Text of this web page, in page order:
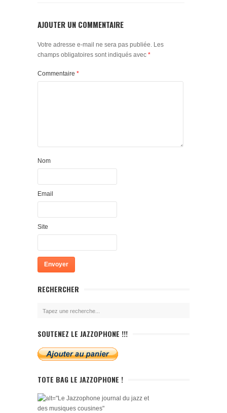
AJOUTER UN COMMENTAIRE
Votre adresse e-mail ne sera pas publiée. Les
champs obligatoires sont indiqués avec *
Commentaire *
Nom
Email
Site
RECHERCHER
SOUTENEZ LE JAZZOPHONE !!!
TOTE BAG LE JAZZOPHONE !